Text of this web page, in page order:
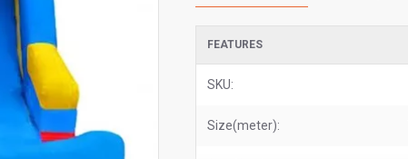
FEATURES
SKU:
Size(meter):